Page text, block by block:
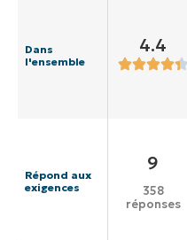
Dans
l'ensemble
4.4
Répond aux
exigences
9
358
réponses